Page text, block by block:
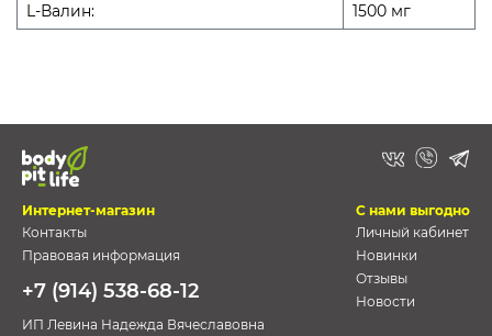
L-Валин:
1500 мг
Интернет-магазин
Контакты
Правовая информация
+7 (914) 538-68-12
ИП Левина Надежда Вячеславовна
С нами выгодно
Личный кабинет
Новинки
Отзывы
Новости